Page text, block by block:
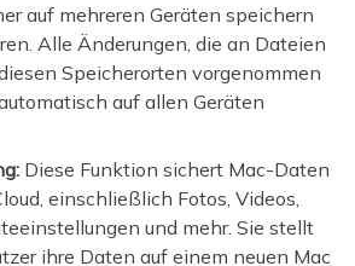
auf mehreren Geräten speichern
Alle Änderungen, die an Dateien
Speicherorten vorgenommen
auf allen Geräten
Diese Funktion sichert Mac-Daten
einschließlich Fotos, Videos,
und mehr. Sie stellt
ihre Daten auf einem neuen Mac